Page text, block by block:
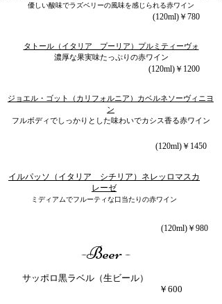
​優しい酸味でラズベリーの風味を感じられる赤ワイン
(120ml)￥780
タトール（イタリア プーリア）プルミティーヴォ
濃厚な果実味たっぷりの赤ワイン
(120ml)￥1200
ジョエル・ゴット（カリフォルニア）カベルネソーヴィニヨ
ン
フルボディでしっかりとした味わいでカシス香る赤ワイン
(120ml)￥1450
イルパッソ（イタリア シチリア）ネレッロマスカ
レーゼ
​ミディアムでフルーティな口当たりの赤ワイン
(120ml)￥980
-Beer -
サッポロ黒ラベル（生ビール）
￥600